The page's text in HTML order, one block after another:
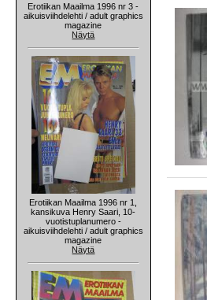
Erotiikan Maailma 1996 nr 3 -
aikuisviihdelehti / adult graphics
magazine
Näytä
Erotiikan Maailma 1996 nr 1,
kansikuva Henry Saari, 10-
vuotistuplanumero -
aikuisviihdelehti / adult graphics
magazine
Näytä